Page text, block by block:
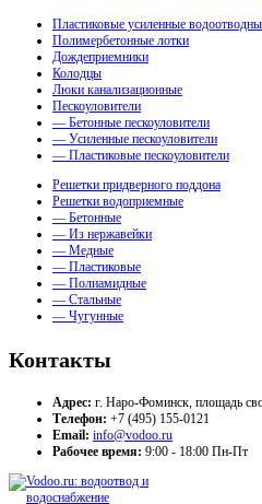
Пластиковые усиленные
Полимербетонные лотки
Дождеприемники
Колодцы
Люки канализационные
Пескоуловители
— Бетонные пескоуловители
— Усиленные пескоуловители
— Пластиковые пескоуловители
Решетки придверного поддона
Решетки водоприемные
— Бетонные
— Из нержавейки
— Медные
— Пластиковые
— Полиамидные
— Стальные
— Чугунные
Контакты
Адрес: г. Наро-Фоминск, площадь
Телефон: +7 (495) 155-0121
Email: info@vodoo.ru
Рабочее время: 9:00 - 18:00 Пн-Пт